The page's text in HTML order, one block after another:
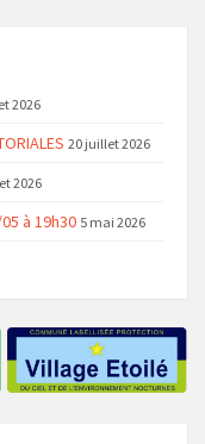
2026
20 juillet 2026
2026
05 à 19h30 5 mai 2026